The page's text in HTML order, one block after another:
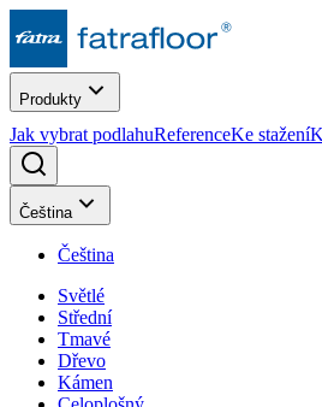
Produkty
Jak vybrat podlahuReferenceKe stažení
Čeština
Čeština
Světlé
Střední
Tmavé
Dřevo
Kámen